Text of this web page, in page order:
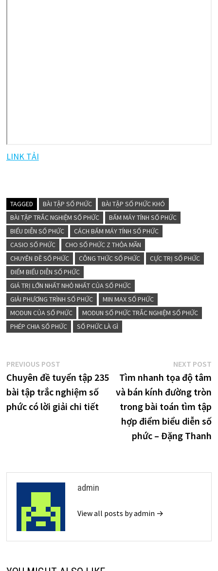
LINK TẢI
TAGGED BÀI TẬP SỐ PHỨC
BÀI TẬP SỐ PHỨC KHÓ
BÀI TẬP TRẮC NGHIỆM SỐ PHỨC
BẤM MÁY TÍNH SỐ PHỨC
BIỂU DIỄN SỐ PHỨC
CÁCH BẤM MÁY TÍNH SỐ PHỨC
CASIO SỐ PHỨC
CHO SỐ PHỨC Z THỎA MÃN
CHUYÊN ĐỀ SỐ PHỨC
CÔNG THỨC SỐ PHỨC
CỰC TRỊ SỐ PHỨC
ĐIỂM BIỂU DIỄN SỐ PHỨC
GIÁ TRỊ LỚN NHẤT NHỎ NHẤT CỦA SỐ PHỨC
GIẢI PHƯƠNG TRÌNH SỐ PHỨC
MIN MAX SỐ PHỨC
MODUN CỦA SỐ PHỨC
MODUN SỐ PHỨC TRẮC NGHIỆM SỐ PHỨC
PHÉP CHIA SỐ PHỨC
SỐ PHỨC LÀ GÌ
Điều
hướng
bài
PREVIOUS POSTPrevious
post:
Chuyên đề tuyển tập 235
bài tập trắc nghiệm số
phức có lời giải chi tiết
NEXT POST
Tìm nhanh tọa độ tâm
và bán kính đường tròn
trong bài toán tìm tập
hợp điểm biểu diễn số
phức – Đặng Thanh
admin
View all posts by admin →